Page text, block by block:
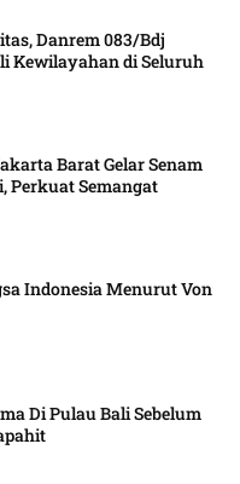
Danrem 083/Bdj
Kewilayahan di Seluruh
Barat Gelar Senam
Perkuat Semangat
Indonesia Menurut Von
Di Pulau Bali Sebelum